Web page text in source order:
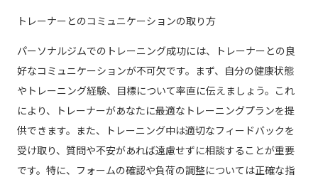
トレーナーとのコミュニケーションの取り方
パーソナルジムでのトレーニング成功には、トレーナーとの良
好なコミュニケーションが不可欠です。まず、自分の健康状態
やトレーニング経験、目標について率直に伝えましょう。これ
により、トレーナーがあなたに最適なトレーニングプランを提
供できます。また、トレーニング中は適切なフィードバックを
受け取り、質問や不安があれば遠慮せずに相談することが重要
です。特に、フォームの確認や負荷の調整については正確な指